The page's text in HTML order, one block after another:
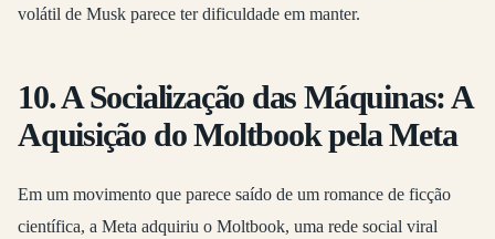
volátil de Musk parece ter dificuldade em manter.
10. A Socialização das Máquinas: A
Aquisição do Moltbook pela Meta
Em um movimento que parece saído de um romance de ficção
científica, a Meta adquiriu o Moltbook, uma rede social viral